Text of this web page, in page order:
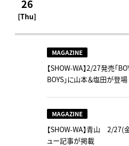
26
[Thu]
MAGAZINE
【SHOW-WA】2/27発売「
BOYS」に山本＆塩田が登場
MAGAZINE
【SHOW-WA】青山 2/27(
ュー記事が掲載